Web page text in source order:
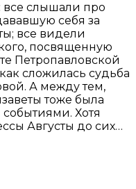
все слышали про
себя за
все видели
посвященную
Петропавловской
сложилась судьба
А между тем,
тоже была
Хотя
Августы до сих…